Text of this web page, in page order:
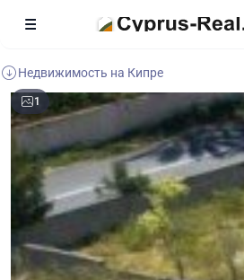
Недвижимость на Кипре
1